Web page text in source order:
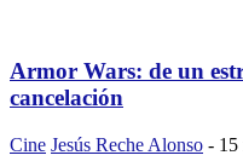
Armor Wars: de un
cancelación
Cine Jesús Reche Alonso - 15